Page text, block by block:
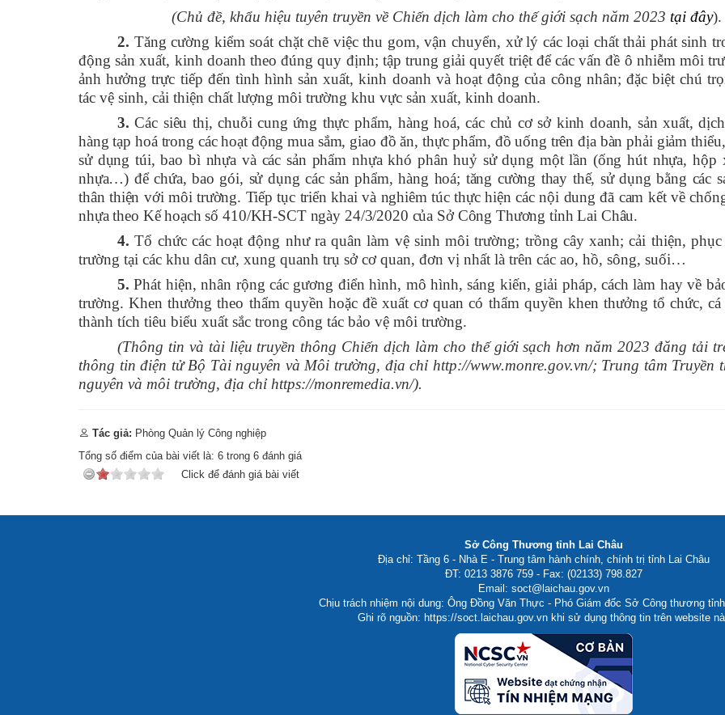
(Chủ đề, khẩu hiệu tuyên truyền về Chiến dịch làm cho thế giới sạch năm 2023 tại đây).
2. Tăng cường kiểm soát chặt chẽ việc thu gom, vận chuyển, xử lý các loại chất thải phát sinh
động sản xuất, kinh doanh theo đúng quy định; tập trung giải quyết triệt để các vấn đề ô nhiễm môi
ảnh hưởng trực tiếp đến tình hình sản xuất, kinh doanh và hoạt động của công nhân; đặc biệt chú
tác vệ sinh, cải thiện chất lượng môi trường khu vực sản xuất, kinh doanh.
3. Các siêu thị, chuỗi cung ứng thực phẩm, hàng hoá, các chủ cơ sở kinh doanh, sản xuất,
hàng tạp hoá trong các hoạt động mua sắm, giao đồ ăn, thực phẩm, đồ uống trên địa bàn phải giảm
sử dụng túi, bao bì nhựa và các sản phẩm nhựa khó phân huỷ sử dụng một lần (ống hút nhựa, hộp
nhựa…) để chứa, bao gói, sử dụng các sản phẩm, hàng hoá; tăng cường thay thế, sử dụng bằng các
thân thiện với môi trường. Tiếp tục triển khai và nghiêm túcthực hiện các nội dung đã cam kếtvề
nhựa theo Kế hoạch số 410/KH-SCT ngày 24/3/2020 của Sở Công Thương tỉnh Lai Châu.
4. Tổ chức các hoạt động như ra quân làm vệ sinh môi trường; trồng cây xanh; cải thiện,
trường tại các khu dân cư, xung quanh trụ sở cơ quan, đơn vị nhất là trên các ao, hồ, sông, suối…
5. Phát hiện, nhân rộng các gương điển hình, mô hình, sáng kiến, giải pháp, cách làm hay về
trường. Khen thưởng theo thẩm quyền hoặc đề xuất cơ quan có thẩm quyền khen thưởng tổ chức, cá
thành tích tiêu biểu xuất sắc trong công tác bảo vệ môi trường.
(Thông tin và tài liệu truyền thông Chiến dịch làm cho thế giới sạch hơn năm 2023 đăng tải
thông tin điện tử Bộ Tài nguyên và Môi trường, địa chỉ http://www.monre.gov.vn/; Trung tâm Truyền
nguyên và môi trường, địa chỉ https://monremedia.vn/).
Tác giả: Phòng Quản lý Công nghiệp
Tổng số điểm của bài viết là: 6 trong 6 đánh giá
Click để đánh giá bài viết
Sở Công Thương tỉnh Lai Châu
Địa chỉ: Tầng 6 - Nhà E - Trung tâm hành chính, chính trị tỉnh Lai Châu
ĐT: 0213 3876 759 - Fax: (02133) 798.827
Email: soct@laichau.gov.vn
Chịu trách nhiệm nội dung: Ông Đồng Văn Thực - Phó Giám đốc Sở Công thương
Ghi rõ nguồn: https://soct.laichau.gov.vn khi sử dụng thông tin trên website